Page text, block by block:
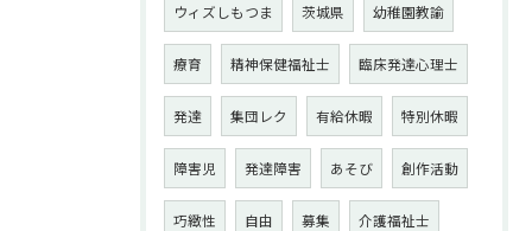
ウィズしもつま 茨城県 幼稚園教諭
療育 精神保健福祉士 臨床発達心理士
発達 集団レク 有給休暇 特別休暇
障害児 発達障害 あそび 創作活動
巧緻性 自由 募集 介護福祉士